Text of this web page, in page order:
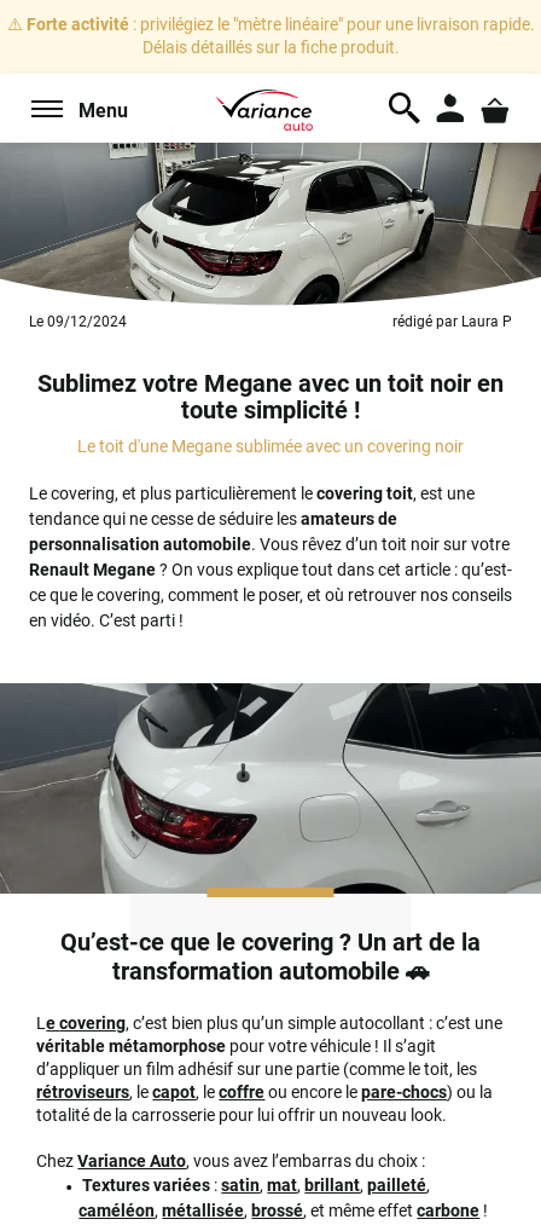
⚠️ Forte activité: privilégiez le "mètre linéaire" pour une livraison rapide.
Délais détaillés sur la fiche produit.
Menu
Le 09/12/2024 rédigé par Laura P
Sublimez votre Megane avec un toit noir en
toute simplicité !
Le toit d'une Megane sublimée avec un covering noir
Le covering, et plus particulièrement lecovering toit, est une
tendance qui ne cesse de séduire lesamateurs de
personnalisation automobile. Vous rêvez d’un toit noir sur votre
Renault Megane? On vous explique tout dans cet article : qu’est-
ce que le covering, comment le poser, et où retrouver nos conseils
en vidéo. C’est parti !
Qu’est-ce que le covering ? Un art de la
transformation automobile 🚗
Lecovering, c’est bien plus qu’un simple autocollant : c’est une
véritable métamorphose pour votre véhicule ! Il s’agit
d’appliquer un film adhésif sur une partie (comme le toit, les
rétroviseurs, lecapot, lecoffreou encore lepare-chocs) ou la
totalité de la carrosserie pour lui offrir un nouveau look.
ChezVariance Auto, vous avez l’embarras du choix :
Textures variées :satin,mat, brillant,pailleté,
caméléon,métallisée, brossé, et même effetcarbone !